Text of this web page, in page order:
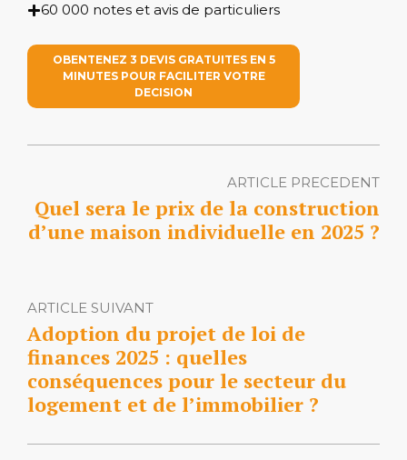
60 000 notes et avis de particuliers
OBENTENEZ 3 DEVIS GRATUITES EN 5
MINUTES POUR FACILITER VOTRE
DECISION
ARTICLE PRECEDENT
Quel sera le prix de la construction
d’une maison individuelle en 2025 ?
ARTICLE SUIVANT
Adoption du projet de loi de
finances 2025 : quelles
conséquences pour le secteur du
logement et de l’immobilier ?